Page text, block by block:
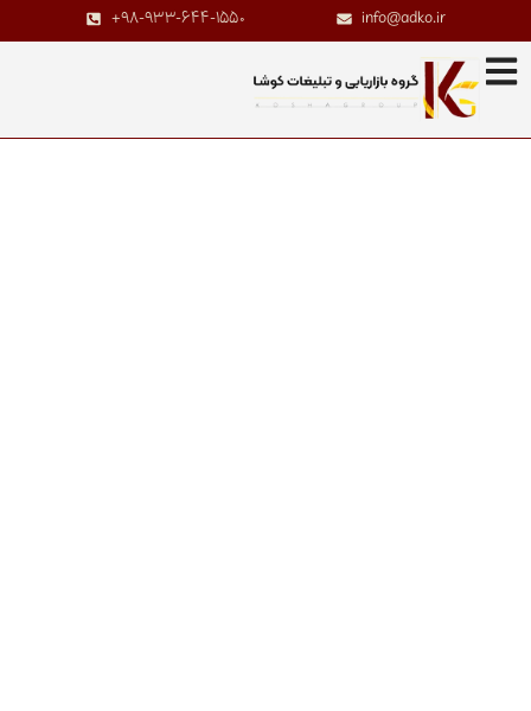
info@adko.ir
+98-933-644-1550